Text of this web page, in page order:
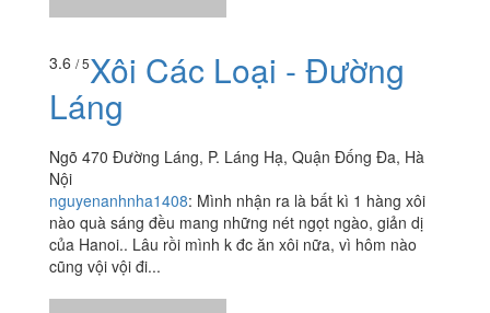
3.6/ 5Xôi Các Loại - Đường
Láng
Ngõ 470 Đường Láng, P. Láng Hạ, Quận Đống Đa, Hà
Nội
nguyenanhnha1408:Mình nhận ra là bất kì 1 hàng xôi